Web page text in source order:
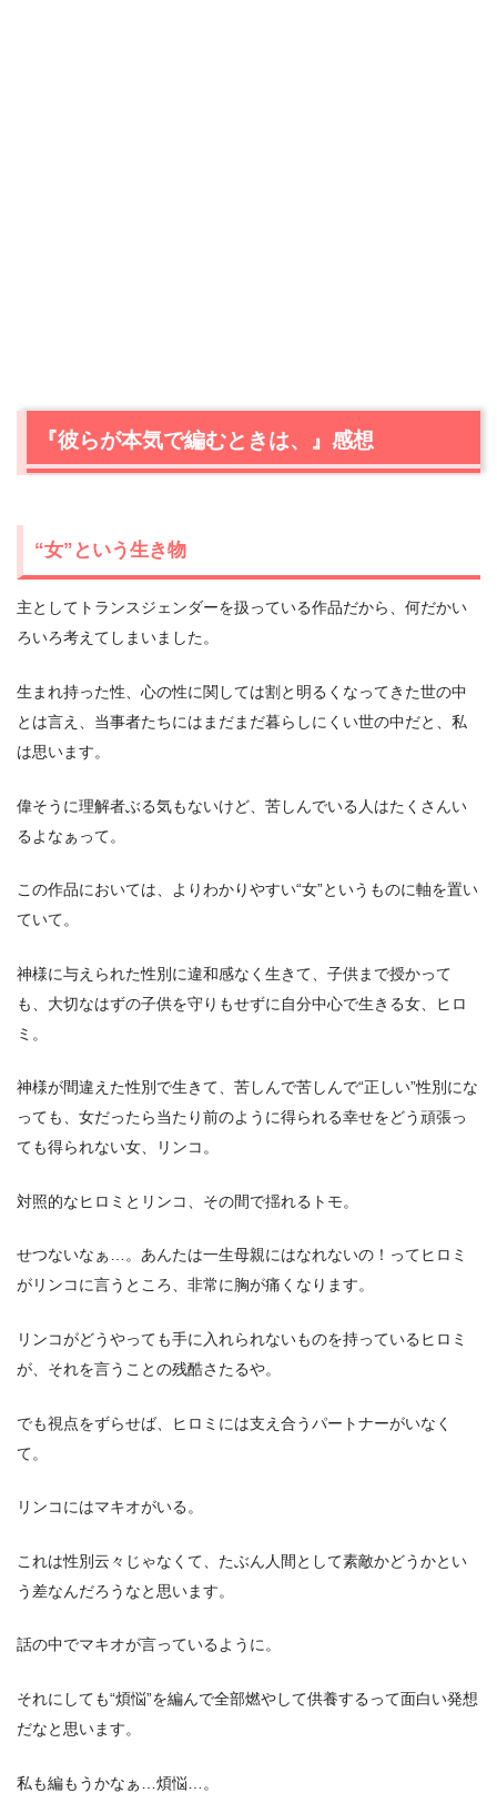
『彼らが本気で編むときは、』感想
“女”という生き物
主としてトランスジェンダーを扱っている作品だから、何だかい
ろいろ考えてしまいました。
生まれ持った性、心の性に関しては割と明るくなってきた世の中
とは言え、当事者たちにはまだまだ暮らしにくい世の中だと、私
は思います。
偉そうに理解者ぶる気もないけど、苦しんでいる人はたくさんい
るよなぁって。
この作品においては、よりわかりやすい“女”というものに軸を置い
ていて。
神様に与えられた性別に違和感なく生きて、子供まで授かって
も、大切なはずの子供を守りもせずに自分中心で生きる女、ヒロ
ミ。
神様が間違えた性別で生きて、苦しんで苦しんで“正しい”性別にな
っても、女だったら当たり前のように得られる幸せをどう頑張っ
ても得られない女、リンコ。
対照的なヒロミとリンコ、その間で揺れるトモ。
せつないなぁ…。あんたは一生母親にはなれないの！ってヒロミ
がリンコに言うところ、非常に胸が痛くなります。
リンコがどうやっても手に入れられないものを持っているヒロミ
が、それを言うことの残酷さたるや。
でも視点をずらせば、ヒロミには支え合うパートナーがいなく
て。
リンコにはマキオがいる。
これは性別云々じゃなくて、たぶん人間として素敵かどうかとい
う差なんだろうなと思います。
話の中でマキオが言っているように。
それにしても“煩悩”を編んで全部燃やして供養するって面白い発想
だなと思います。
私も編もうかなぁ…煩悩…。